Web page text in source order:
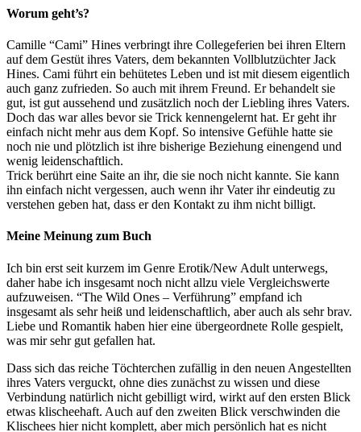
Worum geht’s?
Camille “Cami” Hines verbringt ihre Collegeferien bei ihren Eltern
auf dem Gestüt ihres Vaters, dem bekannten Vollblutzüchter Jack
Hines. Cami führt ein behütetes Leben und ist mit diesem eigentlich
auch ganz zufrieden. So auch mit ihrem Freund. Er behandelt sie
gut, ist gut aussehend und zusätzlich noch der Liebling ihres Vaters.
Doch das war alles bevor sie Trick kennengelernt hat. Er geht ihr
einfach nicht mehr aus dem Kopf. So intensive Gefühle hatte sie
noch nie und plötzlich ist ihre bisherige Beziehung einengend und
wenig leidenschaftlich.
Trick berührt eine Saite an ihr, die sie noch nicht kannte. Sie kann
ihn einfach nicht vergessen, auch wenn ihr Vater ihr eindeutig zu
verstehen geben hat, dass er den Kontakt zu ihm nicht billigt.
Meine Meinung zum Buch
Ich bin erst seit kurzem im Genre Erotik/New Adult unterwegs,
daher habe ich insgesamt noch nicht allzu viele Vergleichswerte
aufzuweisen. “The Wild Ones – Verführung” empfand ich
insgesamt als sehr heiß und leidenschaftlich, aber auch als sehr brav.
Liebe und Romantik haben hier eine übergeordnete Rolle gespielt,
was mir sehr gut gefallen hat.
Dass sich das reiche Töchterchen zufällig in den neuen Angestellten
ihres Vaters verguckt, ohne dies zunächst zu wissen und diese
Verbindung natürlich nicht gebilligt wird, wirkt auf den ersten Blick
etwas klischeehaft. Auch auf den zweiten Blick verschwinden die
Klischees hier nicht komplett, aber mich persönlich hat es nicht